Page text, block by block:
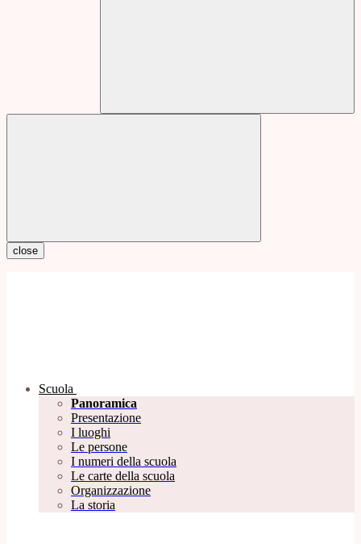
close
Scuola
Panoramica
Presentazione
I luoghi
Le persone
I numeri della scuola
Le carte della scuola
Organizzazione
La storia